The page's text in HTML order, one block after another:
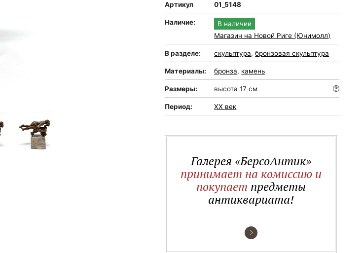
Артикул 01_5148
Наличие:
В наличии
Магазин на Новой Риге (Юнимолл)
В разделе: скульптура,бронзовая скульптура
Материалы: бронза, камень
Размеры: высота 17 см
Период: XX век
Галерея «БерсоАнтик»
принимает на комиссию и
покупает предметы
антиквариата!